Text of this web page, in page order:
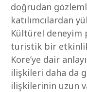
doğrudan
katılımcılardan
Kültürel deneyim
turistik bir
Kore’ye dair
ilişkileri daha da
ilişkilerinin uzun